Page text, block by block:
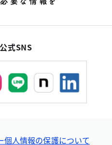
式SNS
個人情報の保護について